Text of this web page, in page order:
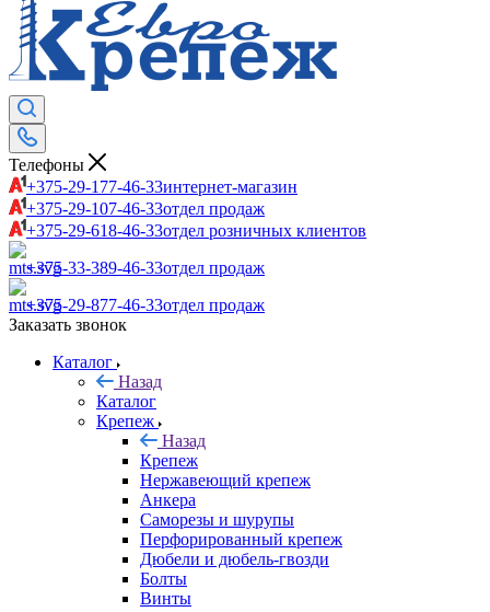
Телефоны
+375-29-177-46-33интернет-магазин
+375-29-107-46-33отдел продаж
+375-29-618-46-33отдел розничных клиентов
+375-33-389-46-33отдел продаж
+375-29-877-46-33отдел продаж
Заказать звонок
Каталог
Назад
Каталог
Крепеж
Назад
Крепеж
Нержавеющий крепеж
Анкера
Саморезы и шурупы
Перфорированный крепеж
Дюбели и дюбель-гвозди
Болты
Винты